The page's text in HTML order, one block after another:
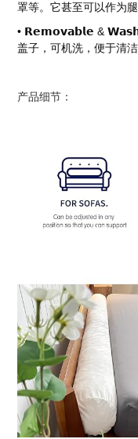
罩等。它甚至可以作为
• 𝗥𝗲𝗺𝗼𝘃𝗮𝗯𝗹𝗲 &
盖子，可机洗，便于清
产品细节：